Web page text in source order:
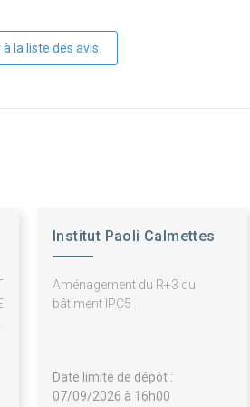
à la liste des avis
Institut Paoli Calmettes
Aménagement du R+3 du
bâtiment IPC5
Date limite de dépôt :
07/09/2026 à 16h00